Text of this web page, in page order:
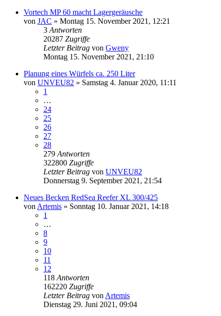
Vortech MP 60 macht Lagergeräusche
von JAC » Montag 15. November 2021, 12:21
3 Antworten
20287 Zugriffe
Letzter Beitrag von Gweny
Montag 15. November 2021, 21:10
Planung eines Würfels ca. 250 Liter
von UNVEU82 » Samstag 4. Januar 2020, 11:11
1
…
24
25
26
27
28
279 Antworten
322800 Zugriffe
Letzter Beitrag von UNVEU82
Donnerstag 9. September 2021, 21:54
Neues Becken RedSea Reefer XL 300/425
von Artemis » Sonntag 10. Januar 2021, 14:18
1
…
8
9
10
11
12
118 Antworten
162220 Zugriffe
Letzter Beitrag von Artemis
Dienstag 29. Juni 2021, 09:04